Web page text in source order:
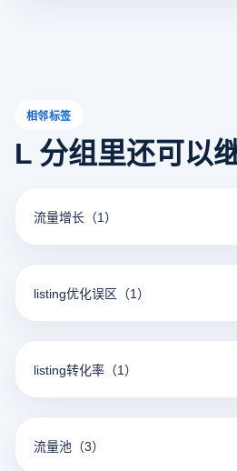
相邻标签
L 分组里还可以
流量增长 （1）
listing优化误区 （1）
listing转化率 （1）
流量池 （3）